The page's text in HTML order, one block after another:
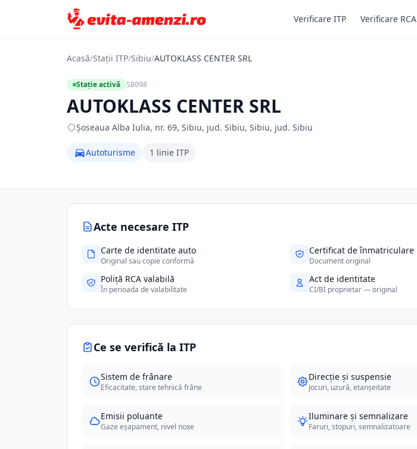
Verificare ITP Verificare RCA
Acasă/Stații ITP/Sibiu/AUTOKLASS CENTER SRL
Stație activă SB098
AUTOKLASS CENTER SRL
Șoseaua Alba Iulia, nr. 69, Sibiu, jud. Sibiu, Sibiu, jud. Sibiu
Autoturisme 1 linie ITP
Acte necesare ITP
Carte de identitate auto
Original sau copie conformă
Certificat de înmatriculare
Document original
Poliță RCA valabilă
În perioada de valabilitate
Act de identitate
CI/BI proprietar — original
Ce se verifică la ITP
Sistem de frânare
Eficacitate, stare tehnică frâne
Direcție și suspensie
Jocuri, uzură, etanșeitate
Emisii poluante
Gaze eșapament, nivel noxe
Iluminare și semnalizare
Faruri, stopuri, semnalizatoare